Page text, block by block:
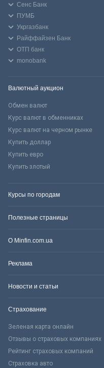
Сенс Банк
ПУМБ
Укргазбанк
Райффайзен Банк
ОТП банк
monobank
Валютный аукцион
Обмен валют
Курс валют в обменниках
Курс валют на черном рынке
Купить доллар
Купить евро
Купить злотый
Курсы по городам
Полезные страницы
О Minfin.com.ua
Реклама
Новости и статьи
Страхование
Зеленая карта онлайн
Отзывы о страховых компаниях
Рейтинг страховых компаний
Страховка авто